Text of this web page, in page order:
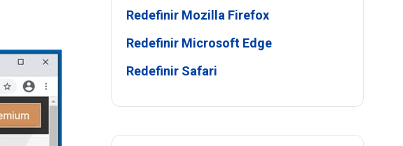
Redefinir Mozilla Firefox
Redefinir Microsoft Edge
Redefinir Safari